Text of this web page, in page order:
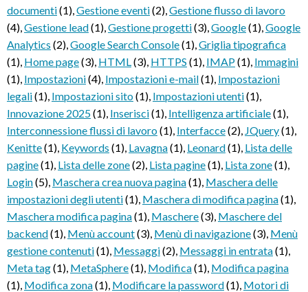
documenti(1),Gestione eventi(2),Gestione flusso di lavoro
(4),Gestione lead(1),Gestione progetti(3),Google(1),Google
Analytics (2),Google Search Console(1),Griglia tipografica
(1), Home page(3), HTML(3), HTTPS (1), IMAP(1), Immagini
(1), Impostazioni(4), Impostazioni e-mail(1), Impostazioni
legali(1), Impostazioni sito(1), Impostazioni utenti(1),
Innovazione 2025(1), Inserisci(1), Intelligenza artificiale(1),
Interconnessione flussi di lavoro(1), Interfacce(2), JQuery(1),
Kenitte(1), Keywords (1), Lavagna(1), Leonard(1), Lista delle
pagine(1), Lista delle zone(2), Lista pagine(1), Lista zone(1),
Login(5), Maschera crea nuova pagina(1), Maschera delle
impostazioni degli utenti(1), Maschera di modifica pagina(1),
Maschera modifica pagina(1), Maschere(3), Maschere del
backend(1), Menù account(3), Menù di navigazione(3), Menù
gestione contenuti(1), Messaggi(2), Messaggi in entrata(1),
Meta tag(1), MetaSphere(1), Modifica(1), Modifica pagina
(1), Modifica zona(1), Modificare la password(1), Motori di